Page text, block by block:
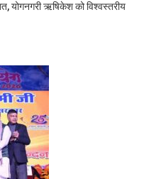
योगनगरी ऋषिकेश को विश्वस्तरीय